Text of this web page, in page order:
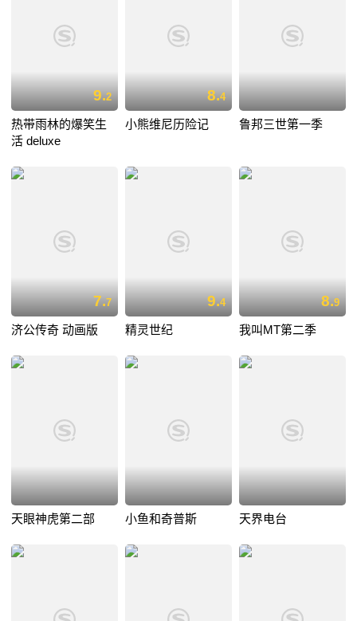
9.2
热带雨林的爆笑生
活 deluxe
8.4
小熊维尼历险记 鲁邦三世第一季
7.7
济公传奇 动画版
9.4
精灵世纪
8.9
我叫MT第二季
天眼神虎第二部 小鱼和奇普斯 天界电台